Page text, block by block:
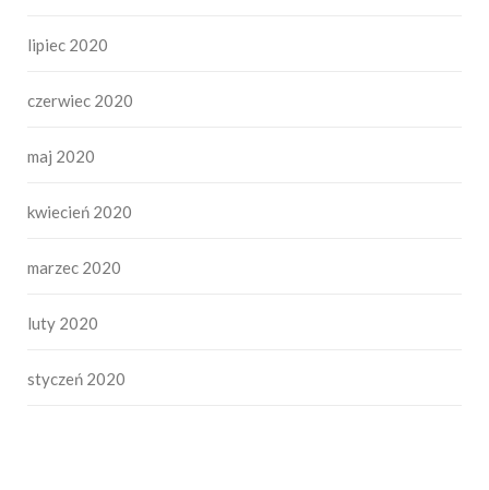
lipiec 2020
czerwiec 2020
maj 2020
kwiecień 2020
marzec 2020
luty 2020
styczeń 2020